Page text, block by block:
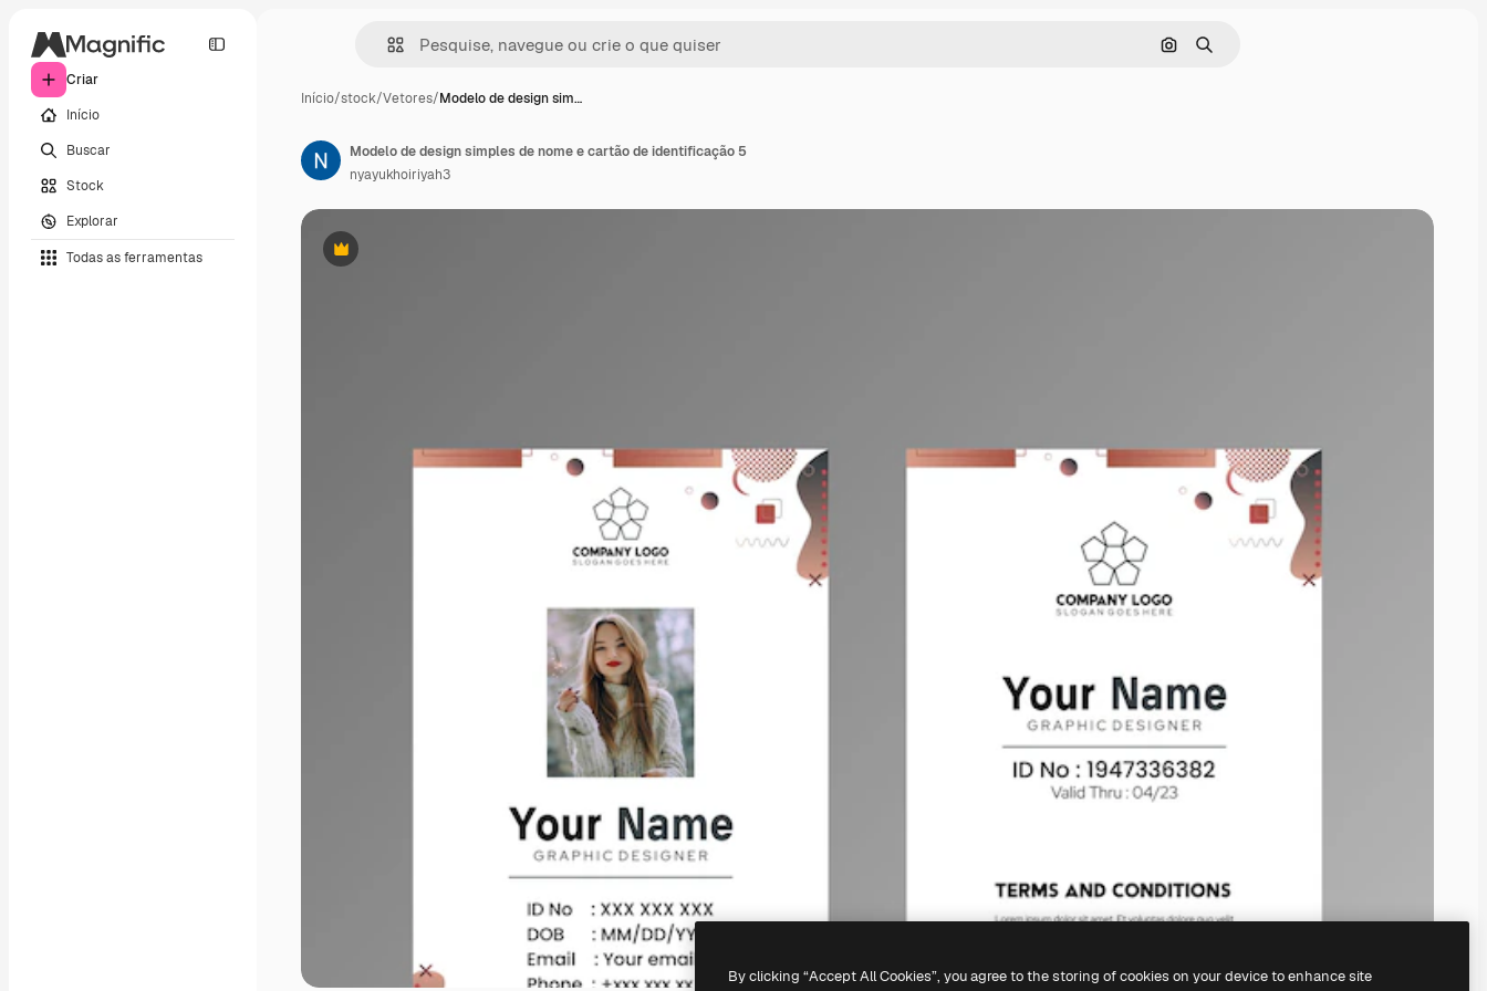
Criar
Início
Buscar
Stock
Explorar
Todas as ferramentas
Pesquisar por imagem
Buscar
Início/stock/Vetores/Modelo de design sim…
Premium
Modelo de design simples de nome e cartão de identificação 5
nyayukhoiriyah3
By clicking “Accept All Cookies”, you agree to the storing of cookies on your device to enhance site